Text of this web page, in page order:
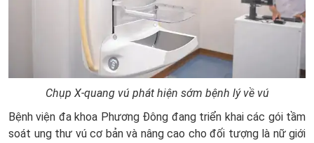
Chụp X-quang vú phát hiện sớm bệnh lý về vú
Bệnh viện đa khoa Phương Đông đang triển khai các gói tầm
soát ung thư vú cơ bản và nâng cao cho đối tượng là nữ giới